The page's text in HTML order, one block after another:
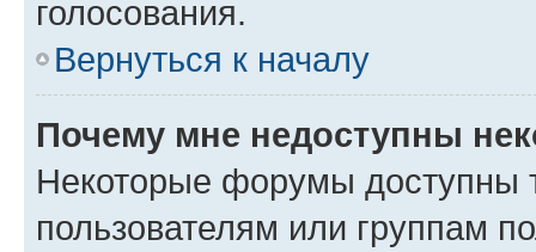
голосования.
Вернуться к началу
Почему мне недоступны
Некоторые форумы доступны
пользователям или группам